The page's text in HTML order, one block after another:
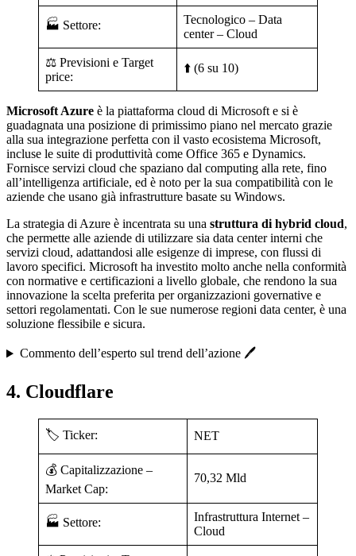
🏭 Settore:
Tecnologico – Data
center – Cloud
⚖️ Previsioni e Target
price:
⬆️ (6 su 10)
Microsoft Azure è la piattaforma cloud di Microsoft e si è
guadagnata una posizione di primissimo piano nel mercato grazie
alla sua integrazione perfetta con il vasto ecosistema Microsoft,
incluse le suite di produttività come Office 365 e Dynamics.
Fornisce servizi cloud che spaziano dal computing alla rete, fino
all’intelligenza artificiale, ed è noto per la sua compatibilità con le
aziende che usano già infrastrutture basate su Windows.
La strategia di Azure è incentrata su una struttura di hybrid cloud,
che permette alle aziende di utilizzare sia data center interni che
servizi cloud, adattandosi alle esigenze di imprese, con flussi di
lavoro specifici. Microsoft ha investito molto anche nella conformità
con normative e certificazioni a livello globale, che rendono la sua
innovazione la scelta preferita per organizzazioni governative e
settori regolamentati. Con le sue numerose regioni data center, è una
soluzione flessibile e sicura.
Commento dell’esperto sul trend dell’azione 🖊️
4. Cloudflare
🏷️ Ticker: NET
💰 Capitalizzazione –
Market Cap:
70,32 Mld
🏭 Settore:
Infrastruttura Internet –
Cloud